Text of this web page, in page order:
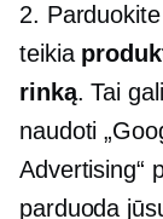
2.
teikia
rinką. Tai
naudoti
Advertising“
parduoda